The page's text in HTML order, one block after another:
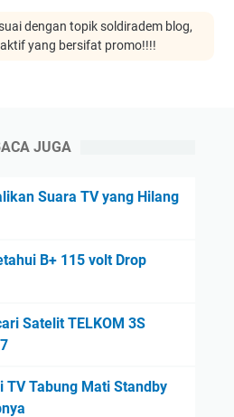
dengan topik soldiradem blog,
yang bersifat promo!!!!
JUGA
Suara TV yang Hilang
B+ 115 volt Drop
Satelit TELKOM 3S
Tabung Mati Standby